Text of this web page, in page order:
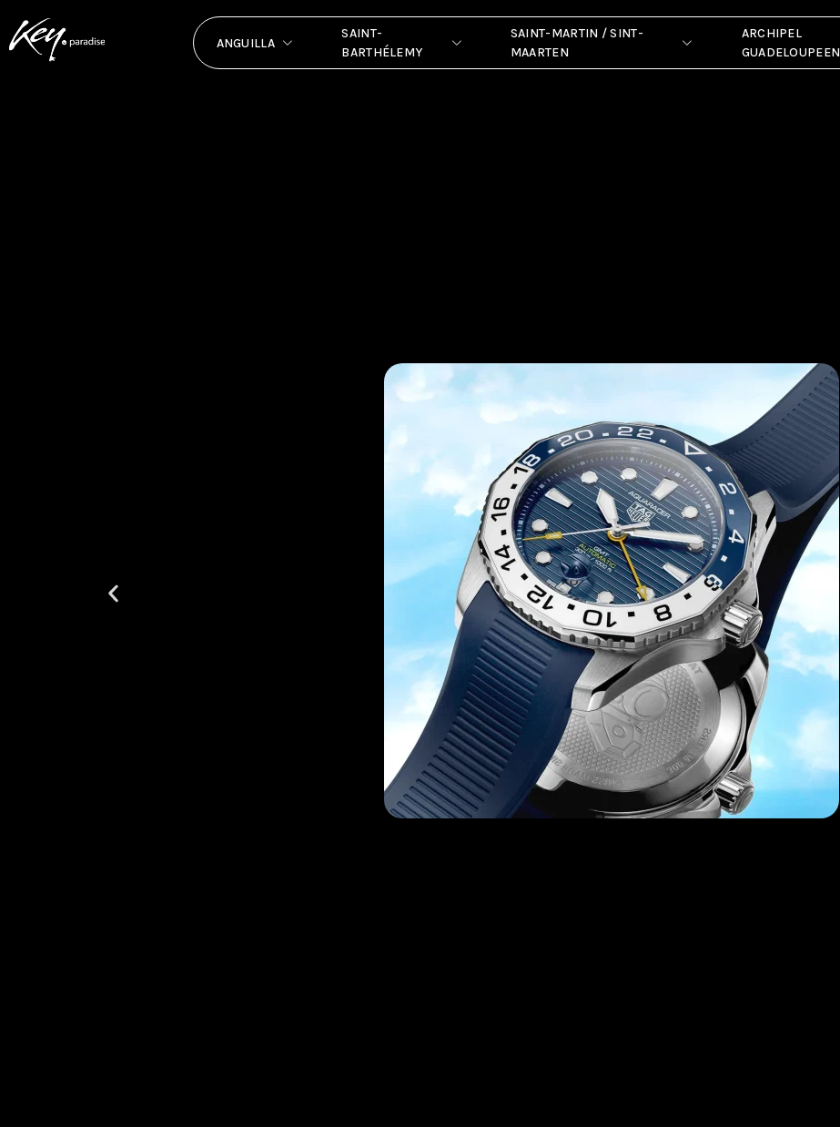
ANGUILLA
SAINT-
BARTHÉLEMY
SAINT-MARTIN / SINT-
MAARTEN
ARCHIPEL
GUADELOUPEEN